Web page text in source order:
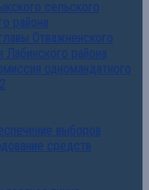
сельского
района
Отважненского
Лабинского района
одномандатного
выборов
средств